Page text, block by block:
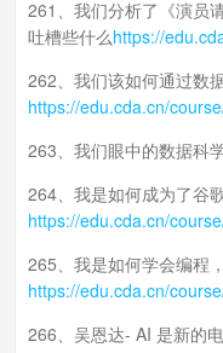
261、我们分析了《演员
吐槽些什么https://
262、我们该如何通过数
https://edu.cda.cn/
263、我们眼中的数据科
264、我是如何成为了谷
https://edu.cda.cn/
265、我是如何学会编程
https://edu.cda.cn/
266、吴恩达- AI 是新的